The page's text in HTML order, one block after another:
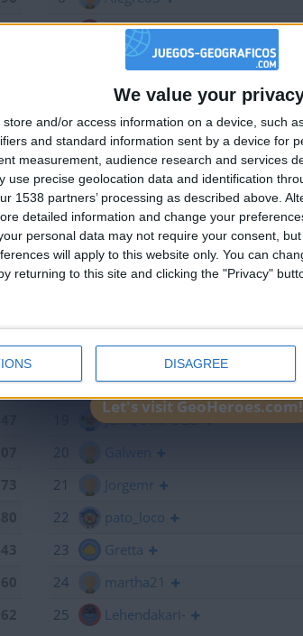
We value your
store and/or access information on a device, such
and standard information sent by a device for
measurement, audience research and services
use precise geolocation data and identification
1538 partners’ processing as described above.
detailed information and change your
personal data may not require your consent,
will apply to this website only. You can
returning to this site and clicking the "Privacy"
DISAGREE
7
Bodero
maherlo
karawankenwolf
10
RUYDIAZ
11
albamancha
12
TNT
13
mataro
14
Antares41$
18
teresa urzainki
JOAQUINPOLO
20
Galwen
21
Jorgemr
22
pato_loco
23
Gretta
24
martha21
25
Lehendakari-
🇺🇸 We noticed you’re
an English-speaking
Join our American version now and
the firsts to submit your score
leaderboards!
Let's visit GeoHeroes.com!